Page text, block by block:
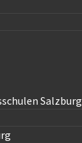
Salzburg